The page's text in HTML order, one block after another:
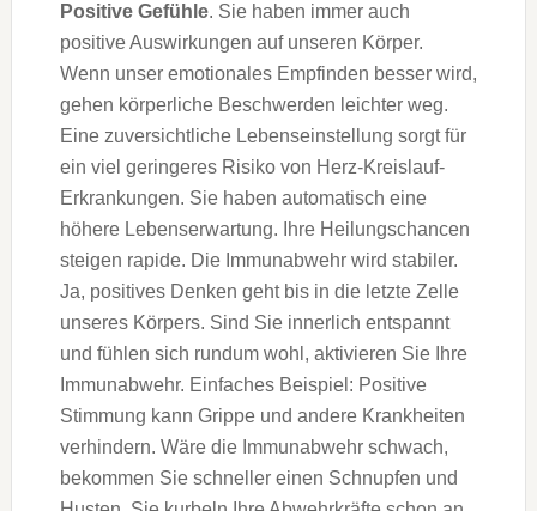
Positive Gefühle. Sie haben immer auch
positive Auswirkungen auf unseren Körper.
Wenn unser emotionales Empfinden besser wird,
gehen körperliche Beschwerden leichter weg.
Eine zuversichtliche Lebenseinstellung sorgt für
ein viel geringeres Risiko von Herz-Kreislauf-
Erkrankungen. Sie haben automatisch eine
höhere Lebenserwartung. Ihre Heilungschancen
steigen rapide. Die Immunabwehr wird stabiler.
Ja, positives Denken geht bis in die letzte Zelle
unseres Körpers. Sind Sie innerlich entspannt
und fühlen sich rundum wohl, aktivieren Sie Ihre
Immunabwehr. Einfaches Beispiel: Positive
Stimmung kann Grippe und andere Krankheiten
verhindern. Wäre die Immunabwehr schwach,
bekommen Sie schneller einen Schnupfen und